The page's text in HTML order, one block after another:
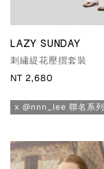
LAZY SUNDAY
刺繡緹花壓摺套裝
NT 2,680
x @nnn_lee 聯名系列